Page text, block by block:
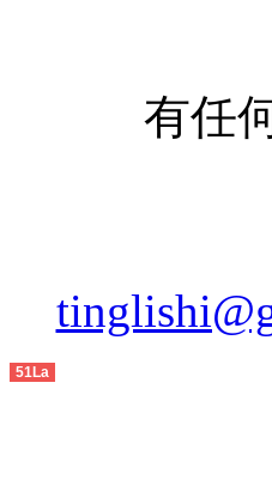
2014-06
2014-07
2014-10
2014-11
有任
51La